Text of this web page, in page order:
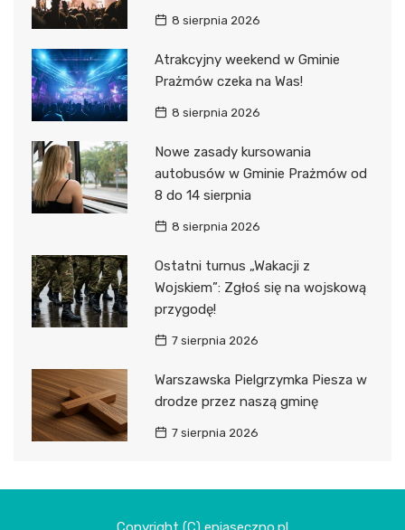
8 sierpnia 2026
Atrakcyjny weekend w Gminie
Prażmów czeka na Was!
8 sierpnia 2026
Nowe zasady kursowania
autobusów w Gminie Prażmów od
8 do 14 sierpnia
8 sierpnia 2026
Ostatni turnus „Wakacji z
Wojskiem”: Zgłoś się na wojskową
przygodę!
7 sierpnia 2026
Warszawska Pielgrzymka Piesza w
drodze przez naszą gminę
7 sierpnia 2026